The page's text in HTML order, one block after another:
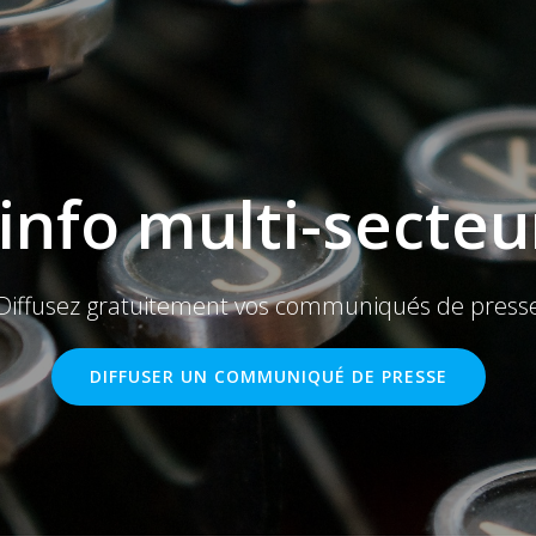
multi-
gratuitement vos communiqués de
DIFFUSER UN COMMUNIQUÉ DE PRESSE